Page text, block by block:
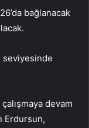
bağlanacak
seviyesinde
devam
Erdursun,